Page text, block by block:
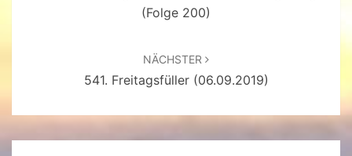
(Folge 200)
NÄCHSTER
541. Freitagsfüller (06.09.2019)